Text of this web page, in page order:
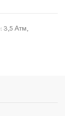
3,5 Атм,